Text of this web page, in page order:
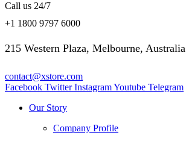
Call us 24/7
+1 1800 9797 6000
215 Western Plaza, Melbourne, Australia
contact@xstore.com
Facebook Twitter InstagramYoutube Telegram
Our Story
Company Profile